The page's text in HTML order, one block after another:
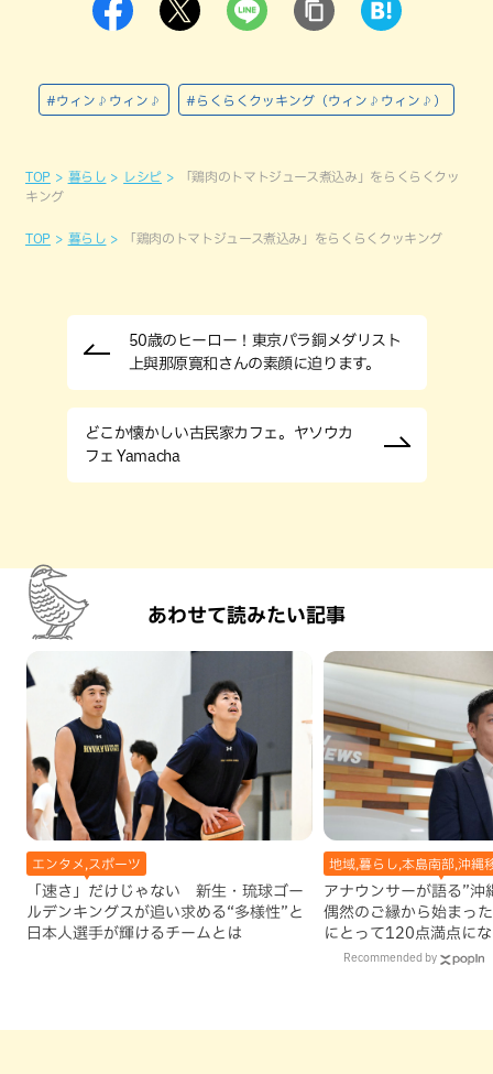
#ウィン♪ウィン♪ #らくらくクッキング（ウィン♪ウィン♪）
TOP 暮らし レシピ
「鶏肉のトマトジュース煮込み」をらくらくクッ
キング
TOP 暮らし 「鶏肉のトマトジュース煮込み」をらくらくクッキング
50歳のヒーロー！東京パラ銅メダリスト
上與那原寛和さんの素顔に迫ります。
どこか懐かしい古民家カフェ。ヤソウカ
フェ Yamacha
あわせて読みたい記事
エンタメ,スポーツ
「速さ」だけじゃない 新生・琉球ゴー
ルデンキングスが追い求める“多様性”と
日本人選手が輝けるチームとは
地域,暮らし,本島南部,沖縄
アナウンサーが語る”沖
偶然のご縁から始まっ
にとって120点満点に
Recommended by